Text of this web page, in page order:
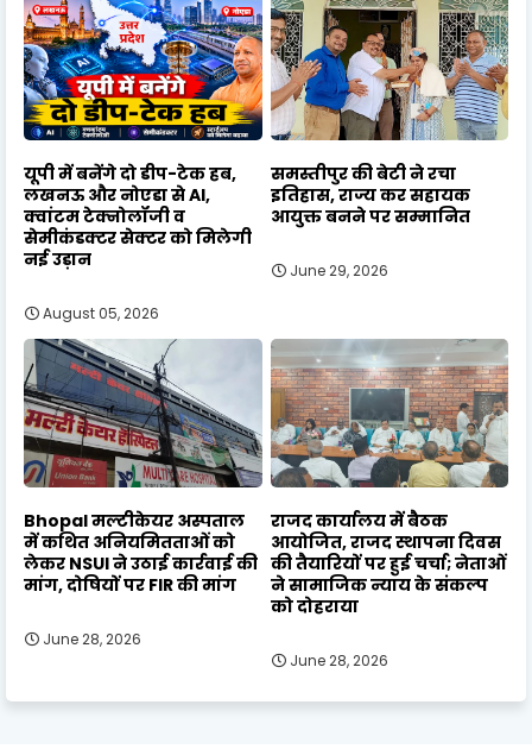
यूपी में बनेंगे दो डीप-टेक हब,
लखनऊ और नोएडा से AI,
क्वांटम टेक्नोलॉजी व
सेमीकंडक्टर सेक्टर को मिलेगी
नई उड़ान
August 05, 2026
समस्तीपुर की बेटी ने रचा
इतिहास, राज्य कर सहायक
आयुक्त बनने पर सम्मानित
June 29, 2026
Bhopal मल्टीकेयर अस्पताल
में कथित अनियमितताओं को
लेकर NSUI ने उठाई कार्रवाई की
मांग, दोषियों पर FIR की मांग
June 28, 2026
राजद कार्यालय में बैठक
आयोजित, राजद स्थापना दिवस
की तैयारियों पर हुई चर्चा; नेताओं
ने सामाजिक न्याय के संकल्प
को दोहराया
June 28, 2026